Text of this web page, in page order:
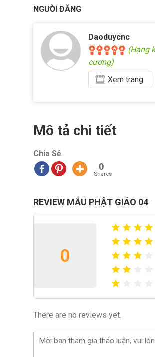
NGƯỜI ĐĂNG
Daoduycnc
(Hạng
cương)
Xem trang
Mô tả chi tiết
Chia Sẻ
0
Shares
REVIEW MẪU PHẬT GIÁO 04
0
There are no reviews yet.